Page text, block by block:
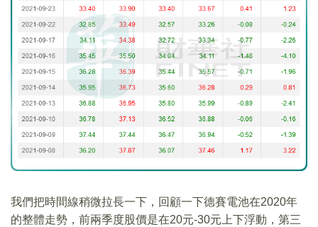
我們把時間線稍微拉長一下，回顧一下德賽電池在2020年
的整體走勢，前兩季度股價是在20元-30元上下浮動，第三